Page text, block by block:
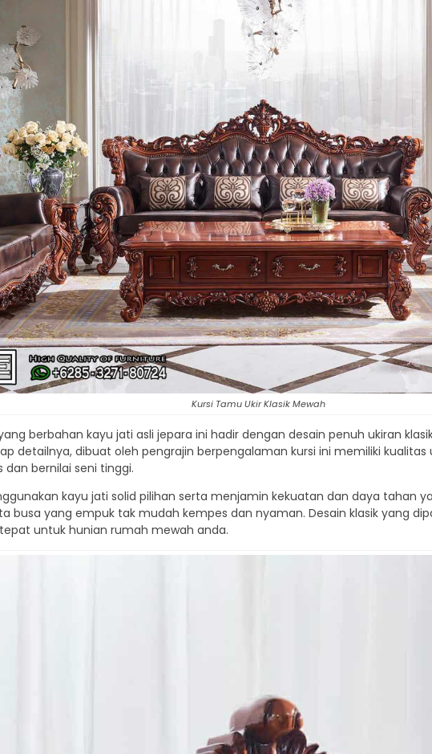
Kursi Tamu Ukir Klasik Mewah
berbahan kayu jati asli jepara ini hadir dengan desain penuh ukiran
detailnya, dibuat oleh pengrajin berpengalaman kursi ini memiliki
bernilai seni tinggi.
kayu jati solid pilihan serta menjamin kekuatan dan daya tahan
busa yang empuk tak mudah kempes dan nyaman. Desain klasik yang
untuk hunian rumah mewah anda.